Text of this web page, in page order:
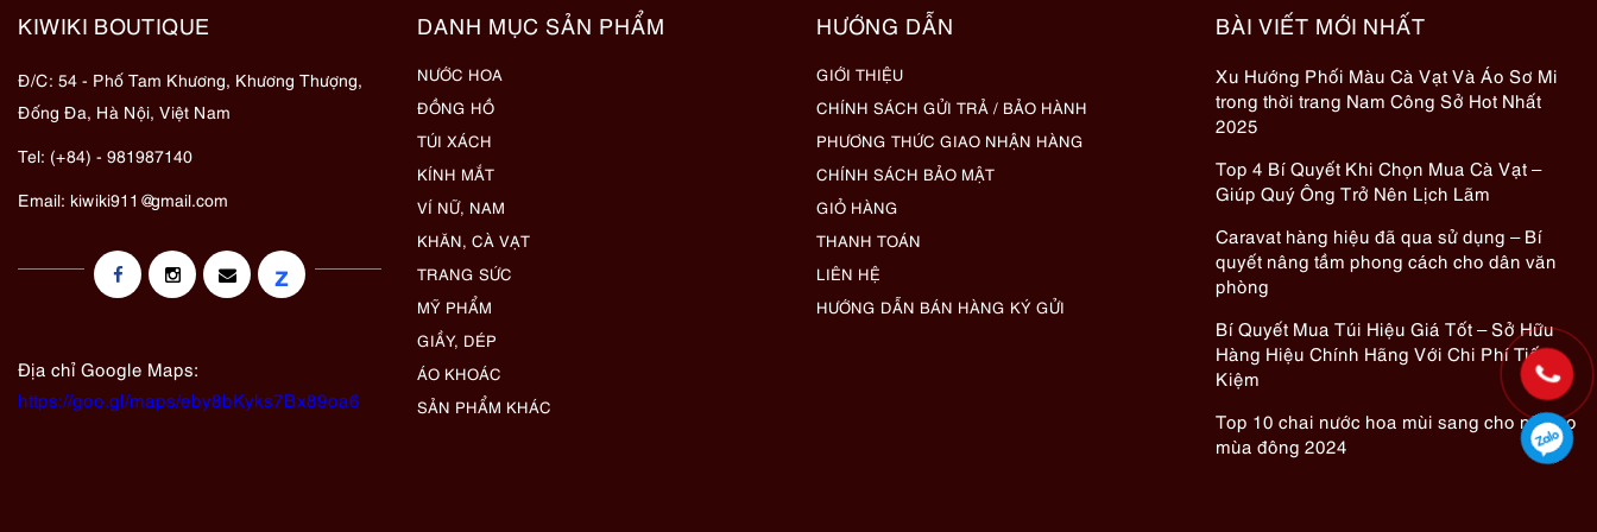
KIWIKI BOUTIQUE
Đ/C: 54 - Phố Tam Khương, Khương Thượng,
Đống Đa, Hà Nội, Việt Nam
Tel: (+84) - 981987140
Email: kiwiki911@gmail.com
z
Địa chỉ Google Maps:
https://goo.gl/maps/eby8bKyks7Bx89oa6
DANH MỤC SẢN PHẨM
NƯỚC HOA
ĐỒNG HỒ
TÚI XÁCH
KÍNH MẮT
VÍ NỮ, NAM
KHĂN, CÀ VẠT
TRANG SỨC
MỸ PHẨM
GIẦY, DÉP
ÁO KHOÁC
SẢN PHẨM KHÁC
HƯỚNG DẪN
GIỚI THIỆU
CHÍNH SÁCH GỬI TRẢ / BẢO HÀNH
PHƯƠNG THỨC GIAO NHẬN HÀNG
CHÍNH SÁCH BẢO MẬT
GIỎ HÀNG
THANH TOÁN
LIÊN HỆ
HƯỚNG DẪN BÁN HÀNG KÝ GỬI
BÀI VIẾT MỚI NHẤT
Xu Hướng Phối Màu Cà Vạt Và Áo Sơ Mi
trong thời trang Nam Công Sở Hot Nhất
2025
Top 4 Bí Quyết Khi Chọn Mua Cà Vạt –
Giúp Quý Ông Trở Nên Lịch Lãm
Caravat hàng hiệu đã qua sử dụng – Bí
quyết nâng tầm phong cách cho dân văn
phòng
Bí Quyết Mua Túi Hiệu Giá Tốt – Sở Hữu
Hàng Hiệu Chính Hãng Với Chi Phí Tiết
Kiệm
Top 10 chai nước hoa mùi sang cho nữ cho
mùa đông 2024